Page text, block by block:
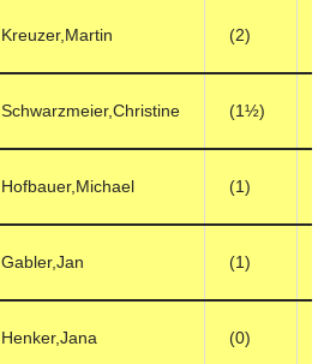
Kreuzer,Martin (2)
Schwarzmeier,Christine (1½)
Hofbauer,Michael (1)
Gabler,Jan (1)
Henker,Jana (0)